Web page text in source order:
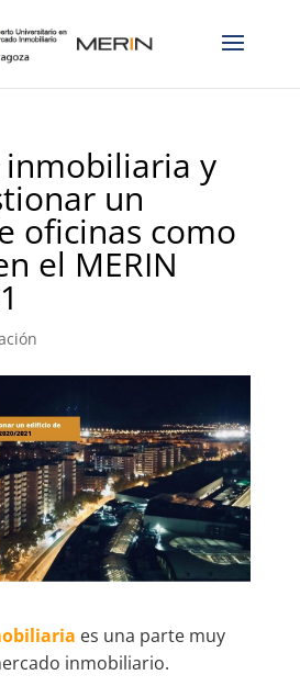
inmobiliaria y
un
oficinas como
el MERIN
es una parte muy
inmobiliario.